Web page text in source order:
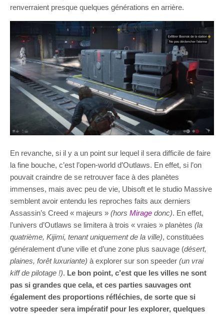
renverraient presque quelques générations en arrière.
En revanche, si il y a un point sur lequel il sera difficile de faire
la fine bouche, c’est l’open-world d’Outlaws. En effet, si l’on
pouvait craindre de se retrouver face à des planètes
immenses, mais avec peu de vie, Ubisoft et le studio Massive
semblent avoir entendu les reproches faits aux derniers
Assassin’s Creed « majeurs » (hors Mirage donc). En effet,
l’univers d’Outlaws se limitera à trois « vraies » planètes (la
quatrième, Kijimi, tenant uniquement de la ville), constituées
généralement d’une ville et d’une zone plus sauvage (désert,
plaines, forêt luxuriante) à explorer sur son speeder (un vrai
kiff de pilotage !). Le bon point, c’est que les villes ne sont
pas si grandes que cela, et ces parties sauvages ont
également des proportions réfléchies, de sorte que si
votre speeder sera impératif pour les explorer, quelques